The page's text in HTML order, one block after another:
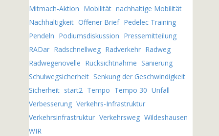
Mitmach-Aktion Mobilität nachhaltige Mobilität
Nachhaltigkeit Offener Brief Pedelec Training
Pendeln Podiumsdiskussion Pressemitteilung
RADar Radschnellweg Radverkehr Radweg
Radwegenovelle Rücksichtnahme Sanierung
Schulwegsicherheit Senkung der Geschwindigkeit
Sicherheit start2 Tempo Tempo 30 Unfall
Verbesserung Verkehrs-Infrastruktur
Verkehrsinfrastruktur Verkehrsweg Wildeshausen
WIR